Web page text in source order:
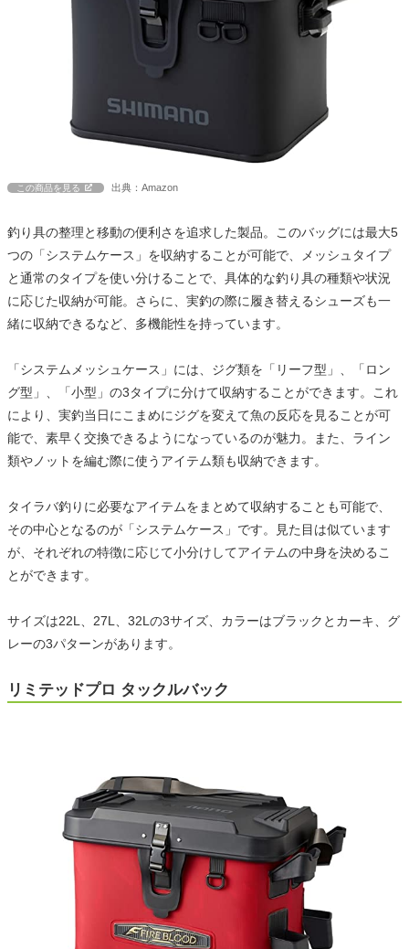
この商品を見る 出典：Amazon
釣り具の整理と移動の便利さを追求した製品。このバッグには最大5
つの「システムケース」を収納することが可能で、メッシュタイプ
と通常のタイプを使い分けることで、具体的な釣り具の種類や状況
に応じた収納が可能。さらに、実釣の際に履き替えるシューズも一
緒に収納できるなど、多機能性を持っています。
「システムメッシュケース」には、ジグ類を「リーフ型」、「ロン
グ型」、「小型」の3タイプに分けて収納することができます。これ
により、実釣当日にこまめにジグを変えて魚の反応を見ることが可
能で、素早く交換できるようになっているのが魅力。また、ライン
類やノットを編む際に使うアイテム類も収納できます。
タイラバ釣りに必要なアイテムをまとめて収納することも可能で、
その中心となるのが「システムケース」です。見た目は似ています
が、それぞれの特徴に応じて小分けしてアイテムの中身を決めるこ
とができます。
サイズは22L、27L、32Lの3サイズ、カラーはブラックとカーキ、グ
レーの3パターンがあります。
リミテッドプロ タックルバック